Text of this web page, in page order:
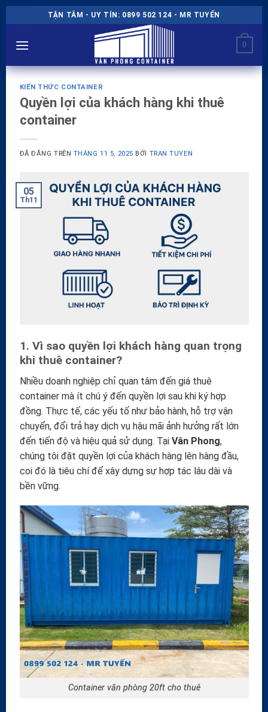
đến
nội
TẬN TÂM - UY TÍN: 0899 502 124 - MR TUYẾN
0
KIẾN THỨC CONTAINER
Quyền lợi của khách hàng khi thuê
container
ĐÃ ĐĂNG TRÊN THÁNG 11 5, 2025 BỞI TRAN TUYEN
05
Th11
1. Vì sao quyền lợi khách hàng quan trọng
khi thuê container?
Nhiều doanh nghiệp chỉ quan tâm đến giá thuê
container mà ít chú ý đến quyền lợi sau khi ký hợp
đồng. Thực tế, các yếu tố như bảo hành, hỗ trợ vận
chuyển, đổi trả hay dịch vụ hậu mãi ảnh hưởng rất lớn
đến tiến độ và hiệu quả sử dụng. Tại Vân Phong,
chúng tôi đặt quyền lợi của khách hàng lên hàng đầu,
coi đó là tiêu chí để xây dựng sự hợp tác lâu dài và
bền vững.
Container văn phòng 20ft cho thuê